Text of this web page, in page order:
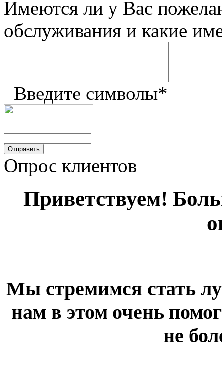
Имеются ли у Вас
обслуживания и какие
Введите символы*
Опрос клиентов
Приветствуем!
Мы стремимся стать
нам в этом очень
не